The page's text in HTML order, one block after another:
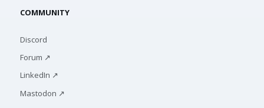
COMMUNITY
Discord
Forum ↗
LinkedIn ↗
Mastodon ↗